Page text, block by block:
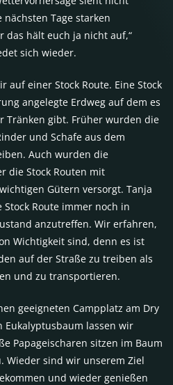
Tage starken
das hält euch ja nicht auf,“
sich wieder.
einer Stock Route. Eine Stock
angelegte Erdweg auf dem es
Tränken gibt. Früher wurden die
und Schafe aus dem
Auch wurden die
die Stock Routen mit
Gütern versorgt. Tanja
Route immer noch in
anzutreffen. Wir erfahren,
Wichtigkeit sind, denn es ist
auf der Straße zu treiben als
und zu transportieren.
geeigneten Campplatz am Dry
Eukalyptusbaum lassen wir
Papageischaren sitzen im Baum
Wieder sind wir unserem Ziel
und wieder genießen